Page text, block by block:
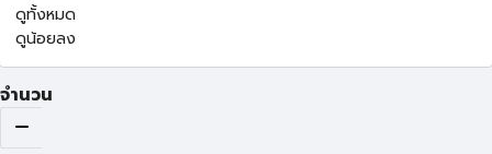
ดูทั้งหมด
ดูน้อยลง
จำนวน